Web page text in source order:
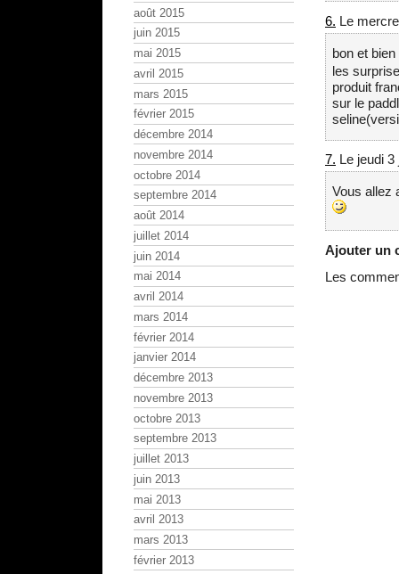
6. Le
bon et
les
produit
sur le
7. Le jeudi
Vous allez
Ajouter un
Les
août 2015
juin 2015
mai 2015
avril 2015
mars 2015
février 2015
décembre 2014
novembre 2014
octobre 2014
septembre 2014
août 2014
juillet 2014
juin 2014
mai 2014
avril 2014
mars 2014
février 2014
janvier 2014
décembre 2013
novembre 2013
octobre 2013
septembre 2013
juillet 2013
juin 2013
mai 2013
avril 2013
mars 2013
février 2013